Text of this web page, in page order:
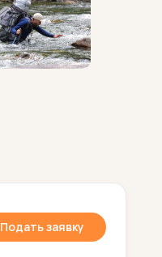
Подать заявку